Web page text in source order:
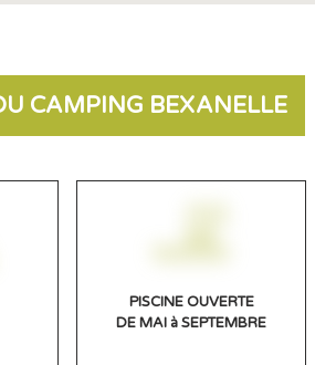
CAMPING BEXANELLE
PISCINE OUVERTE
DE MAI à SEPTEMBRE